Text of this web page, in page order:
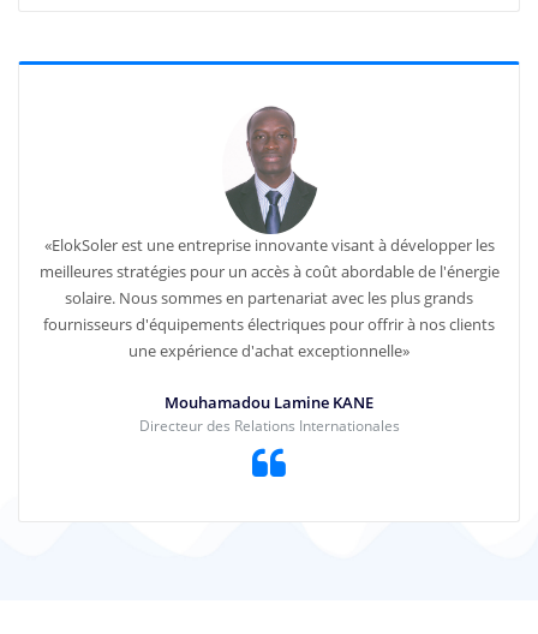
«ElokSoler est une entreprise innovante visant à développer les
meilleures stratégies pour un accès à coût abordable de l'énergie
solaire. Nous sommes en partenariat avec les plus grands
fournisseurs d'équipements électriques pour offrir à nos clients
une expérience d'achat exceptionnelle»
Mouhamadou Lamine KANE
Directeur des Relations Internationales